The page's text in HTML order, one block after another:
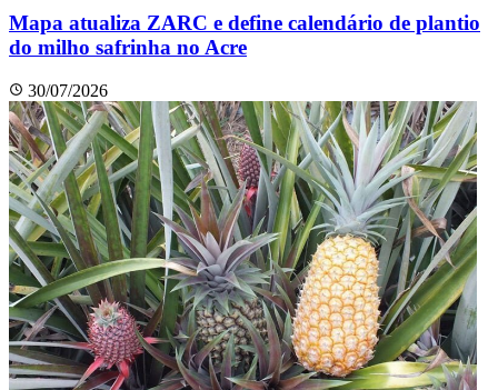
Mapa atualiza ZARC e define calendário de plantio
do milho safrinha no Acre
30/07/2026